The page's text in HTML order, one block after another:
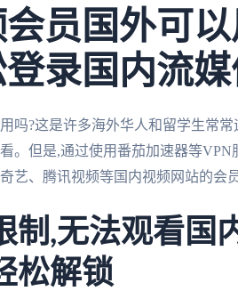
员国外可
录国内流
吗?这是许多海外华人和留学生常
。但是,通过使用番茄加速器等
艺、腾讯视频等国内视频网站的会
制,无法观看国
松解锁